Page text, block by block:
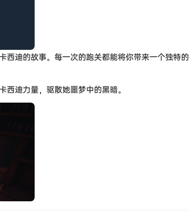
西迪的故事。每一次的跑关都能将你带来一个独特的
迪力量，驱散她噩梦中的黑暗。